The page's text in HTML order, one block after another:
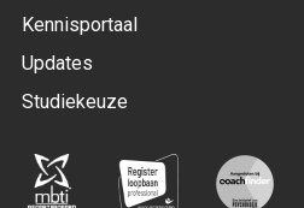
Kennisportaal
Updates
Studiekeuze